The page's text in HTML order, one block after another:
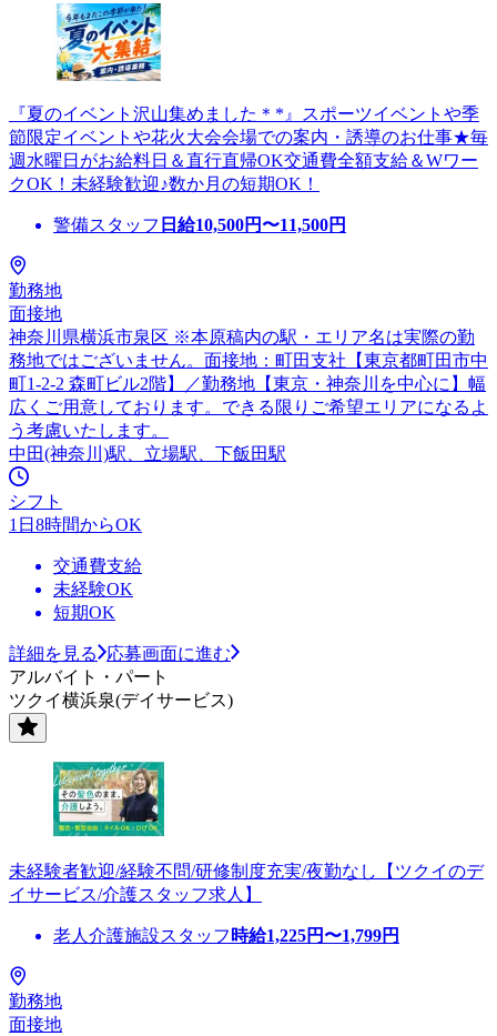
『夏のイベント沢山集めました＊*』スポーツイベントや季
節限定イベントや花火大会会場での案内・誘導のお仕事★毎
週水曜日がお給料日＆直行直帰OK交通費全額支給＆Wワー
クOK！未経験歓迎♪数か月の短期OK！
警備スタッフ 日給10,500円〜11,500円
勤務地
面接地
神奈川県横浜市泉区 ※本原稿内の駅・エリア名は実際の勤
務地ではございません。面接地：町田支社【東京都町田市中
町1-2-2 森町ビル2階】／勤務地【東京・神奈川を中心に】幅
広くご用意しております。できる限りご希望エリアになるよ
う考慮いたします。
中田(神奈川)駅、立場駅、下飯田駅
シフト
1日8時間からOK
交通費支給
未経験OK
短期OK
詳細を見る
応募画面に進む
アルバイト・パート
ツクイ横浜泉(デイサービス)
未経験者歓迎/経験不問/研修制度充実/夜勤なし【ツクイのデ
イサービス/介護スタッフ求人】
老人介護施設スタッフ 時給1,225円〜1,799円
勤務地
面接地